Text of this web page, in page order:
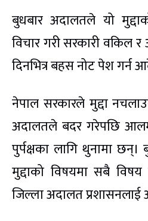
बुधबार अदालतले यो
विचार गरी सरकारी
दिनभित्र बहस नोट पेश गर्न
नेपाल सरकारले मुद्दा
अदालतले बदर गरेपछि
पुर्पक्षका लागि थुनामा
मुद्दाको विषयमा सबै
जिल्ला अदालत